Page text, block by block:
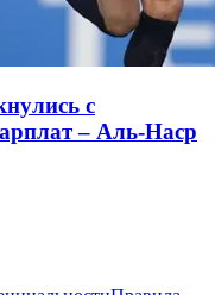
с
– Аль-Наср